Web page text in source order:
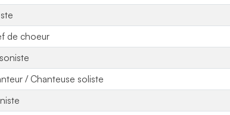
de choeur
/ Chanteuse soliste